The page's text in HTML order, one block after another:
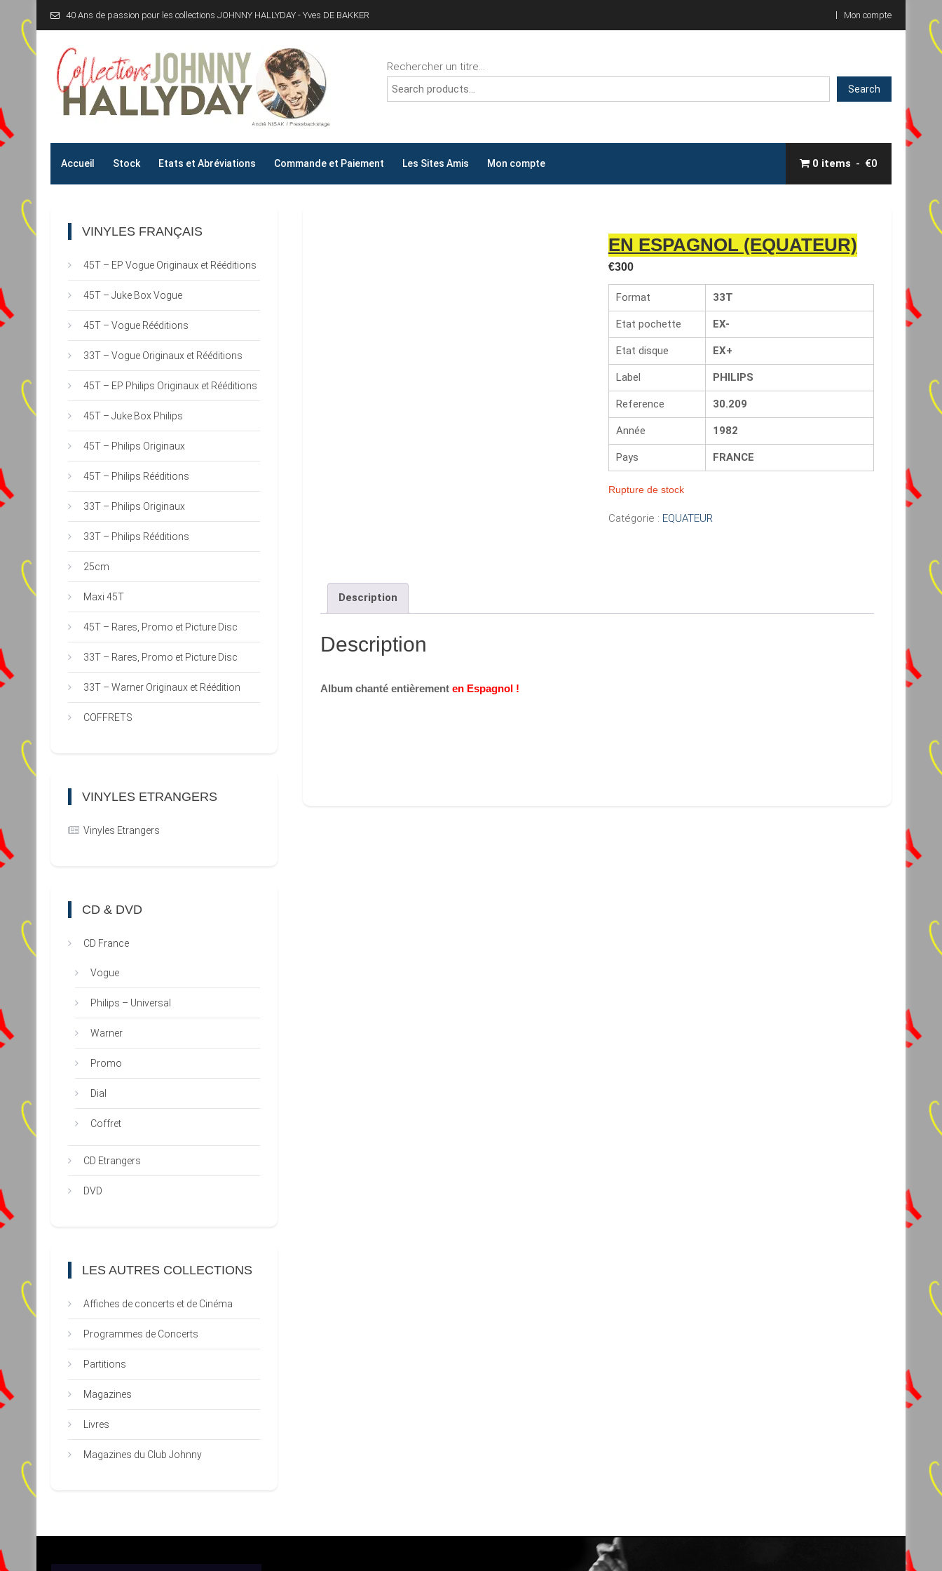
to
content
40 Ans de passion pour les collections JOHNNY HALLYDAY - Yves DE BAKKER Mon compte
Collections JOHNNY HALLYDAY
Rechercher un titre...
Search
Accueil Stock Etats et Abréviations Commande et Paiement Les Sites Amis Mon compte 0 items €0
EN ESPAGNOL (EQUATEUR)
€300
Format 33T
Etat pochette EX-
Etat disque EX+
Label PHILIPS
Reference 30.209
Année 1982
Pays FRANCE
Rupture de stock
Catégorie : EQUATEUR
Description
Description
Album chanté entièrement en Espagnol !
VINYLES FRANÇAIS
45T – EP Vogue Originaux et Rééditions
45T – Juke Box Vogue
45T – Vogue Rééditions
33T – Vogue Originaux et Rééditions
45T – EP Philips Originaux et Rééditions
45T – Juke Box Philips
45T – Philips Originaux
45T – Philips Rééditions
33T – Philips Originaux
33T – Philips Rééditions
25cm
Maxi 45T
45T – Rares, Promo et Picture Disc
33T – Rares, Promo et Picture Disc
33T – Warner Originaux et Réédition
COFFRETS
VINYLES ETRANGERS
Vinyles Etrangers
CD & DVD
CD France
Vogue
Philips – Universal
Warner
Promo
Dial
Coffret
CD Etrangers
DVD
LES AUTRES COLLECTIONS
Affiches de concerts et de Cinéma
Programmes de Concerts
Partitions
Magazines
Livres
Magazines du Club Johnny